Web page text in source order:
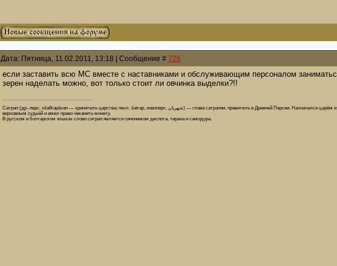
Дата: Пятница, 11.02.2011, 13:18 | Сообщение # 726
если заставить всю МС вместе с наставниками и обслуживающим персоналом
зерен наделать можно, вот только стоит ли овчинка выделки?!!
Сатрап (др.-перс. xšaθrapāvan — хранитель царства; пехл. šatrap, новоперс. شهربان‎) — глава сатрапии, правитель в Древней Персии. Назначался царём и обычно принадлежал к его родне или высшей знати. На своей территории ведал сбором налогов, содержанием армии, был
верховным судьёй и имел право чеканить монету.
В русском и болгарском языках слово сатрап является синонимом деспота, тирана и самодура.